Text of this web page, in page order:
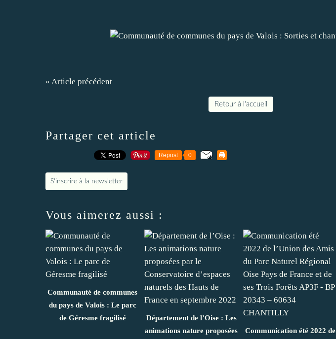
« Article précédent
Retour à l'accueil
Partager cet article
Repost 0
S'inscrire à la newsletter
Vous aimerez aussi :
Communauté de communes
du pays de Valois : Le parc
de Géresme fragilisé
Département de l’Oise : Les
animations nature proposées
Communication été 2022 de